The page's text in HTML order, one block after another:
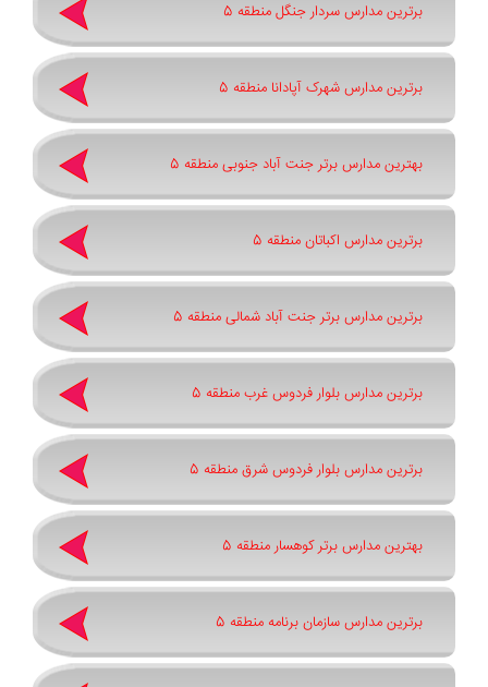
برترین مدارس سردار جنگل منطقه 5
برترین مدارس شهرک آپادانا منطقه 5
بهترین مدارس برتر جنت آباد جنوبی منطقه 5
برترین مدارس اکباتان منطقه 5
برترین مدارس برتر جنت آباد شمالی منطقه 5
برترین مدارس بلوار فردوس غرب منطقه 5
برترین مدارس بلوار فردوس شرق منطقه 5
بهترین مدارس برتر کوهسار منطقه 5
برترین مدارس سازمان برنامه منطقه 5